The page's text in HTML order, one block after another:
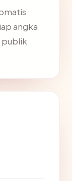
angka
publik